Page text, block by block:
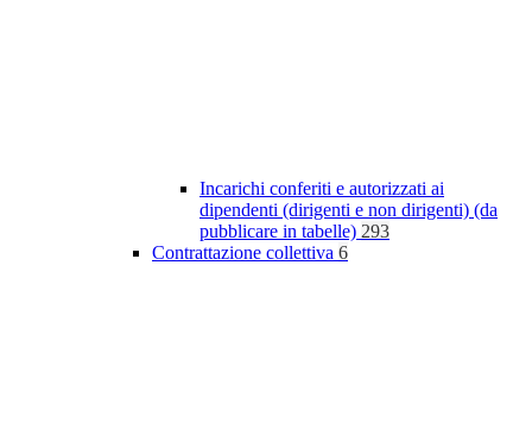
Incarichi conferiti e autorizzati ai
dipendenti (dirigenti e non dirigenti) (da
pubblicare in tabelle) 293
Contrattazione collettiva 6